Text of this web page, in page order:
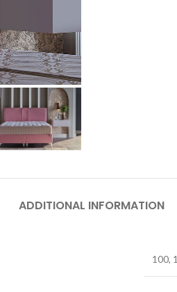
ADDITIONAL INFORMATION
100,